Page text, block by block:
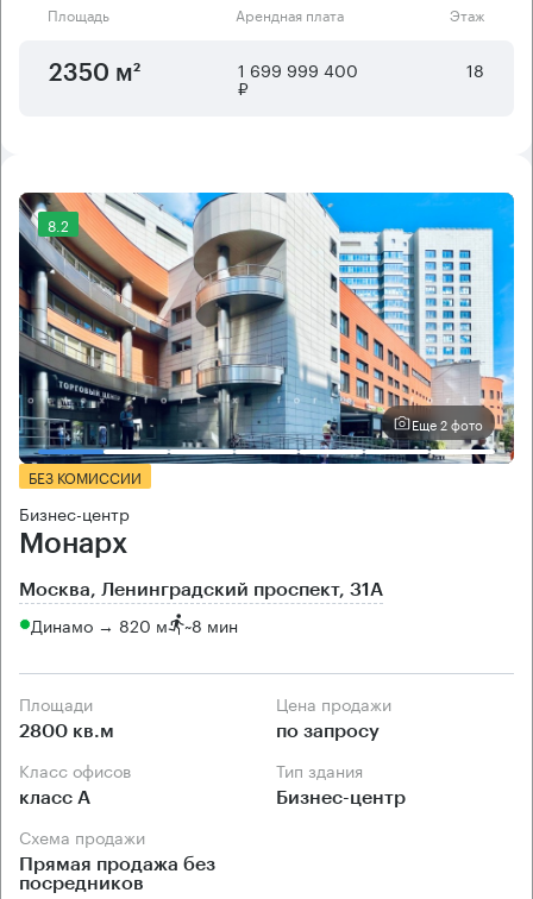
Площадь Арендная плата Этаж
2350 м² 1 699 999 400
₽
18
8.2
Еще 2 фото
БЕЗ КОМИССИИ
Бизнес-центр
Монарх
Москва, Ленинградский проспект, 31А
Динамо → 820 м ~8 мин
Площади
2800 кв.м
Цена продажи
по запросу
Класс офисов
класс А
Тип здания
Бизнес-центр
Схема продажи
Прямая продажа без
посредников